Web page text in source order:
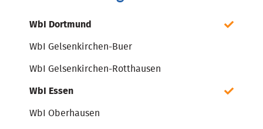
WbI Dortmund
WbI Gelsenkirchen-Buer
WbI Gelsenkirchen-Rotthausen
WbI Essen
WbI Oberhausen